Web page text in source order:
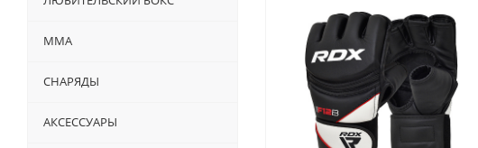
ММА
СНАРЯДЫ
АКСЕССУАРЫ